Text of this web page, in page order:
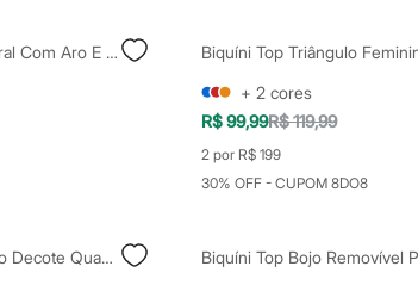
Biquíni Top Meia Taça Floral Com Aro E Bojo Proteção Uv Preto
+ 2 cores
R$ 99,99R$ 119,99
2 por R$ 199
30% OFF - CUPOM 8DO8
Biquíni Top Faixa Feminino Decote Quadrado Vermelho